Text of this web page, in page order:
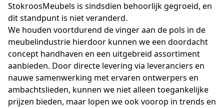
StokroosMeubels is sindsdien behoorlijk gegroeid, en
dit standpunt is niet veranderd.
We houden voortdurend de vinger aan de pols in de
meubelindustrie hierdoor kunnen we een doordacht
concept handhaven en een uitgebreid assortiment
aanbieden. Door directe levering via leveranciers en
nauwe samenwerking met ervaren ontwerpers en
ambachtslieden, kunnen we niet alleen toegankelijke
prijzen bieden, maar lopen we ook voorop in trends en